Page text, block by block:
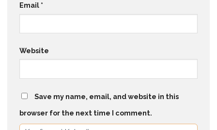
Email *
Website
Save my name, email, and website in this
browser for the next time I comment.